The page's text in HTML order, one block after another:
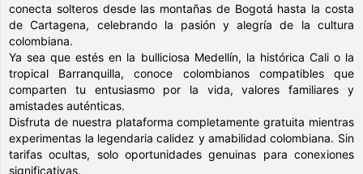
conecta solteros desde las montañas de Bogotá hasta la costa
de Cartagena, celebrando la pasión y alegría de la cultura
colombiana.
Ya sea que estés en la bulliciosa Medellín, la histórica Cali o la
tropical Barranquilla, conoce colombianos compatibles que
comparten tu entusiasmo por la vida, valores familiares y
amistades auténticas.
Disfruta de nuestra plataforma completamente gratuita mientras
experimentas la legendaria calidez y amabilidad colombiana. Sin
tarifas ocultas, solo oportunidades genuinas para conexiones
significativas.